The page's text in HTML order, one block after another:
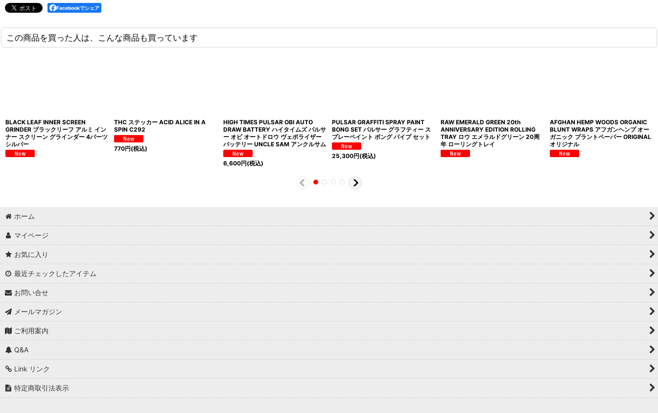
Facebookでシェア
この商品を買った人は、こんな商品も買っています
BLACK LEAF INNER SCREEN
GRINDER ブラックリーフ アルミ イン
ナー スクリーン グラインダー 4パーツ
シルバー
THC ステッカー ACID ALICE IN A
SPIN C292
770円(税込)
HIGH TIMES PULSAR OBI AUTO
DRAW BATTERY ハイタイムズ パルサ
ー オビ オートドロウ ヴェポライザー
バッテリー UNCLE SAM アンクルサム
6,600円(税込)
PULSAR GRAFFITI SPRAY PAINT
BONG SET パルサー グラフティー ス
プレーペイント ボング パイプ セット
25,300円(税込)
RAW EMERALD GREEN 20th
ANNIVERSARY EDITION ROLLING
TRAY ロウ エメラルドグリーン 20周
年 ローリングトレイ
AFGHAN HEMP WOODS ORGANIC
BLUNT WRAPS アフガンヘンプ オー
ガニック ブラントペーパー ORIGINAL
オリジナル
ホーム
マイページ
お気に入り
最近チェックしたアイテム
お問い合せ
メールマガジン
ご利用案内
Q&A
Link リンク
特定商取引法表示